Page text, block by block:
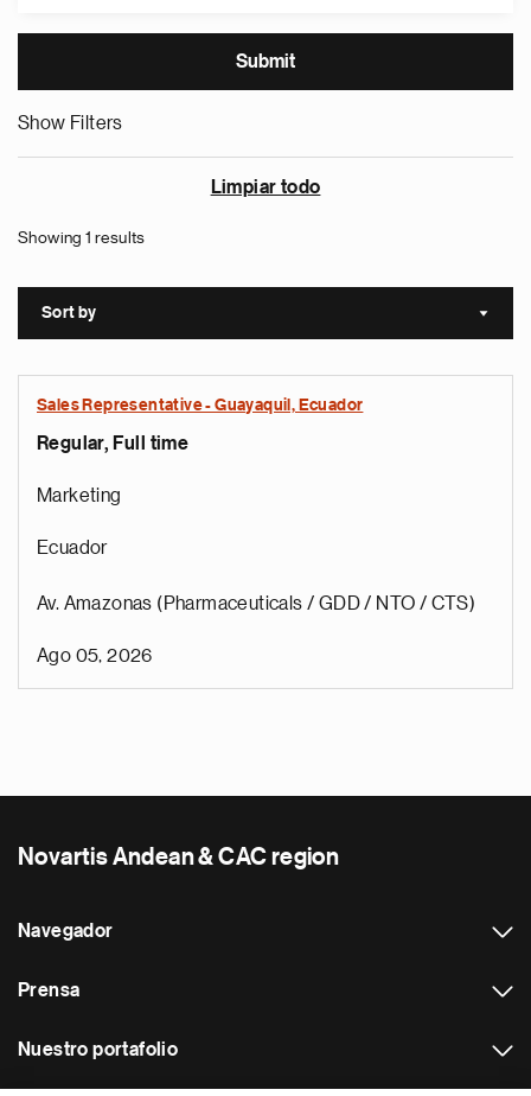
Show Filters
Limpiar todo
Showing 1 results
Sort by Sort
Sales Representative - Guayaquil, Ecuador
Regular, Full time
Marketing
Ecuador
Av. Amazonas (Pharmaceuticals / GDD / NTO / CTS)
Ago 05, 2026
Novartis Andean & CAC region
Navegador
Prensa
Nuestro portafolio